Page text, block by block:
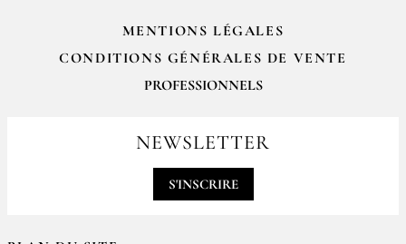
MENTIONS LÉGALES
CONDITIONS GÉNÉRALES DE VENTE
PROFESSIONNELS
contact@epices-roellinger.comNEWSLETTER
S'INSCRIRE